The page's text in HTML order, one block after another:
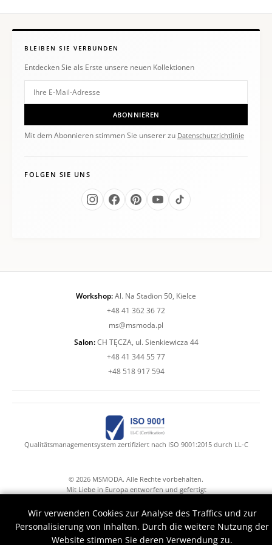
BLEIBEN SIE VERBUNDEN
Entdecken Sie als Erste unsere neuen Kollektionen
ABONNIEREN
Mit dem Abonnieren stimmen Sie unserer zu Datenschutzrichtlinie
FOLGEN SIE UNS
Workshop:Al. Na Stadion 50, Kielce
+48 41 362 36 72
ms@msmoda.pl
Salon:CH TĘCZA, ul. Sienkiewicza 44
+48 41 344 55 77
+48 518 917 594
Qualitätsmanagementsystem zertifiziert nach ISO 9001:2015 durch LL-C
© 2026 MSMODA. Alle Rechte vorbehalten.
Mit Liebe in Europa entworfen und gefertigt
Wir verwenden Cookies zur Analyse des Traffics und zur
Personalisierung von Inhalten. Durch die weitere Nutzung der
Website stimmen Sie deren Verwendung zu.